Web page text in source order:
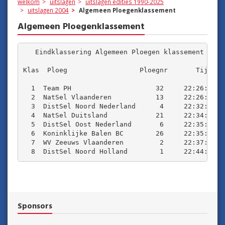
uitslagen 2004
Algemeen Ploegenklassement
Algemeen Ploegenklassement
   Eindklassering Algemeen Ploegen klassement
Klas  Ploeg                  Ploegnr       Tijd
1  Team PH                     32
2  NatSel Vlaanderen           13     22:26:12
3  DistSel Noord Nederland      4     22:32:05
4  NatSel Duitsland            21     22:34:02
5  DistSel Oost Nederland       6     22:35:07
6  Koninklijke Balen BC        26     22:35:44
7  WV Zeeuws Vlaanderen         2     22:37:33
Sponsors